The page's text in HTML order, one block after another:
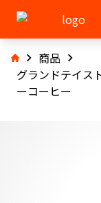
商品
グランドテイス
ーコーヒー